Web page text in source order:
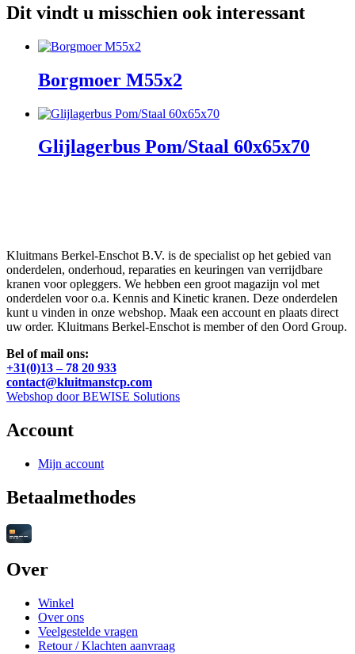
Dit vindt u misschien ook interessant
Borgmoer M55x2
Glijlagerbus Pom/Staal 60x65x70
Kluitmans Berkel-Enschot B.V. is de specialist op het gebied van
onderdelen, onderhoud, reparaties en keuringen van verrijdbare
kranen voor opleggers. We hebben een groot magazijn vol met
onderdelen voor o.a. Kennis and Kinetic kranen. Deze onderdelen
kunt u vinden in onze webshop. Maak een account en plaats direct
uw order. Kluitmans Berkel-Enschot is member of den Oord Group.
Bel of mail ons:
+31(0)13 – 78 20 933
contact@kluitmanstcp.com
Webshop door BEWISE Solutions
Account
Mijn account
Betaalmethodes
Over
Winkel
Over ons
Veelgestelde vragen
Retour / Klachten aanvraag